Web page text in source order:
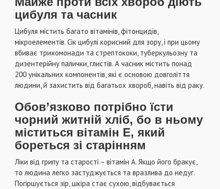
цибуля та часник
Цибуля містить багато вітамінів, фітонцидів,
мікроелементів. Сік цибулі корисний для зору, і при цьому
вбиває трихомонади та стрептококи, туберкульозну та
дизентерійну палички, глистів. А часник містить понад
200 унікальних компонентів, які є основою довголіття
людини, й захистить від багатьох хвороб, навіть від раку.
Обов’язково потрібно їсти
чорний житній хліб, бо в ньому
міститься вітамін Е, який
бореться зі старінням
Лiки вiд грипу та старостi – вiтамiн А. Якщо його бракує,
то людина легко застуджується та вразлива до недуг.
Погiршується зiр, шкiра стає сухою, вiдбувається